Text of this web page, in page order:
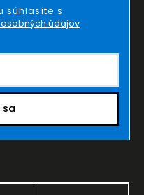
súhlasíte s
údajov
sa